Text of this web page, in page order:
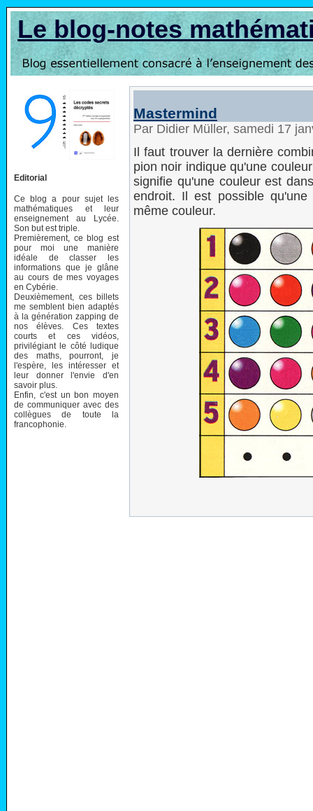
Le blog-notes
Editorial
Ce blog a pour sujet les
mathématiques et leur
enseignement au Lycée.
Son but est triple.
Premièrement, ce blog est
pour moi une manière
idéale de classer les
informations que je glâne
au cours de mes voyages
en Cybérie.
Deuxièmement, ces billets
me semblent bien adaptés
à la génération zapping de
nos élèves. Ces textes
courts et ces vidéos,
privilégiant le côté ludique
des maths, pourront, je
l'espère, les intéresser et
leur donner l'envie d'en
savoir plus.
Enfin, c'est un bon moyen
de communiquer avec des
collègues de toute la
francophonie.
Mastermind
Par Didier Müller, samedi 17
Il faut trouver la dernière
pion noir indique qu'une
signifie qu'une couleur est
endroit. Il est possible
même couleur.